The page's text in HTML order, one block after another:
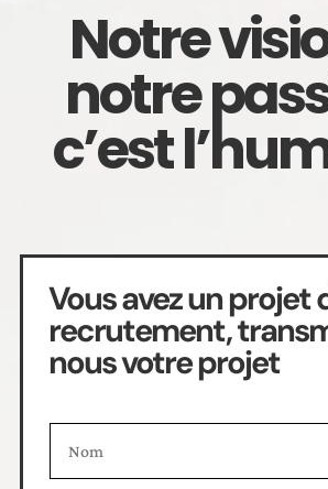
Notre
notre
c’est
Vous avez un projet
recrutement,
nous votre projet